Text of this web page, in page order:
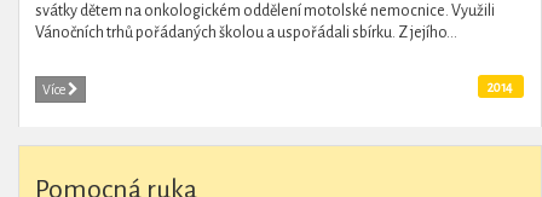
svátky dětem na onkologickém oddělení motolské nemocnice. Využili
Vánočních trhů pořádaných školou a uspořádali sbírku. Z jejího...
Více 2014
Pomocná ruka